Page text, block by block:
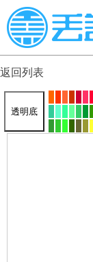
返回列表
透明底